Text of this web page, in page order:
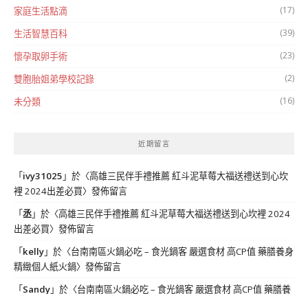
家庭生活點滴 (17)
生活智慧百科 (39)
懷孕取卵手術 (23)
雙胞胎姐弟學校記錄 (2)
未分類 (16)
近期留言
「ivy31025 」於〈高雄三民伴手禮推薦 紅斗泥草莓大福送禮送到心坎
裡 2024出差必買〉發佈留言
「丞」於〈高雄三民伴手禮推薦 紅斗泥草莓大福送禮送到心坎裡 2024
出差必買〉發佈留言
「kelly」於〈台南南區火鍋必吃 – 食光鍋客 嚴選食材 高CP值 藥膳養身
精緻個人紙火鍋〉發佈留言
「Sandy」於〈台南南區火鍋必吃 – 食光鍋客 嚴選食材 高CP值 藥膳養